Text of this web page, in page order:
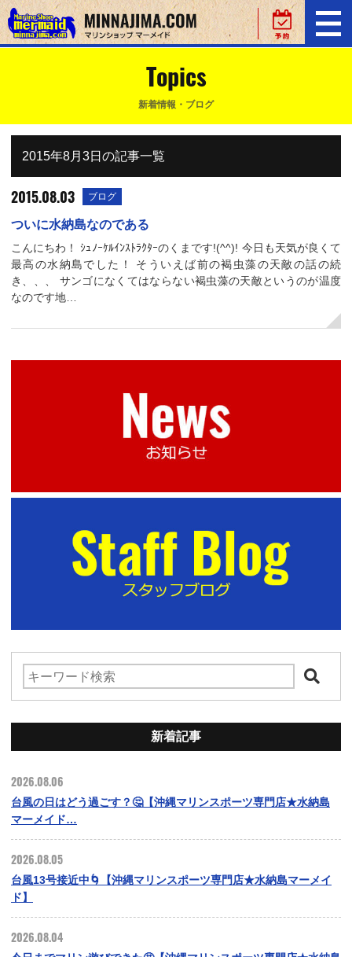
Topics
新着情報・ブログ
2015年8月3日の記事一覧
2015.08.03 ブログ
ついに水納島なのである
こんにちわ！ ｼｭﾉｰｹﾙｲﾝｽﾄﾗｸﾀｰのくまです!(^^)! 今日も天気が良くて
最高の水納島でした！ そういえば前の褐虫藻の天敵の話の続
き、、、 サンゴになくてはならない褐虫藻の天敵というのが温度
なのです地…
新着記事
2026.08.06
台風の日はどう過ごす？🤔【沖縄マリンスポーツ専門店★水納島
マーメイド…
2026.08.05
台風13号接近中🌀【沖縄マリンスポーツ専門店★水納島マーメイ
ド】
2026.08.04